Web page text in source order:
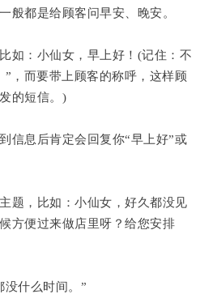
般都是给顾客问早安、晚安。
如：小仙女，早上好！(记住：不
”，而要带上顾客的称呼，这样顾
的短信。)
信息后肯定会回复你“早上好”或
题，比如：小仙女，好久都没见
方便过来做店里呀？给您安排
没什么时间。”